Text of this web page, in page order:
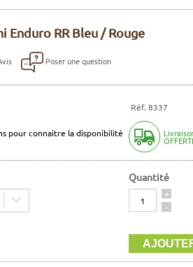
Enduro RR Bleu / Rouge
Poser une question
Réf. 8337
pour connaitre la disponibilité
Quantité
Quantité
+
-